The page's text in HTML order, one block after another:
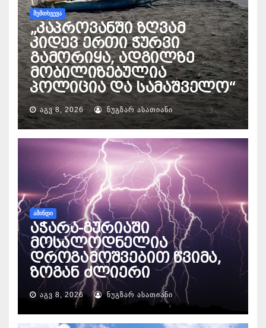
ᲨᲔᲛᲗᲮᲕᲔᲕᲐ
„კაპროვანში ზღვამ
კიდევ ერთი ჭურვი
გამორიყა, ადგილზე
მობილიზებულია
პოლიცია და სამაშველო“
ᲐᲒᲕ 8, 2026 ᲜᲣᲒᲖᲐᲠ ᲐᲡᲐᲗᲘᲐᲜᲘ
ᲐᲛᲘᲜᲓᲘ
აჭარა-გურიაში
მოსალოდნელია
დროგამოშვებით წვიმა,
ზოგან ძლიერი
ᲐᲒᲕ 8, 2026 ᲜᲣᲒᲖᲐᲠ ᲐᲡᲐᲗᲘᲐᲜᲘ